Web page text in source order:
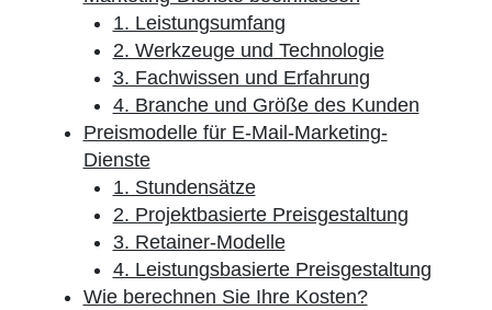
1. Leistungsumfang
2. Werkzeuge und Technologie
3. Fachwissen und Erfahrung
4. Branche und Größe des Kunden
Preismodelle für E-Mail-Marketing-
Dienste
1. Stundensätze
2. Projektbasierte Preisgestaltung
3. Retainer-Modelle
4. Leistungsbasierte Preisgestaltung
Wie berechnen Sie Ihre Kosten?